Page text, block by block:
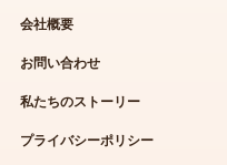
会社概要
お問い合わせ
私たちのストーリー
プライバシーポリシー